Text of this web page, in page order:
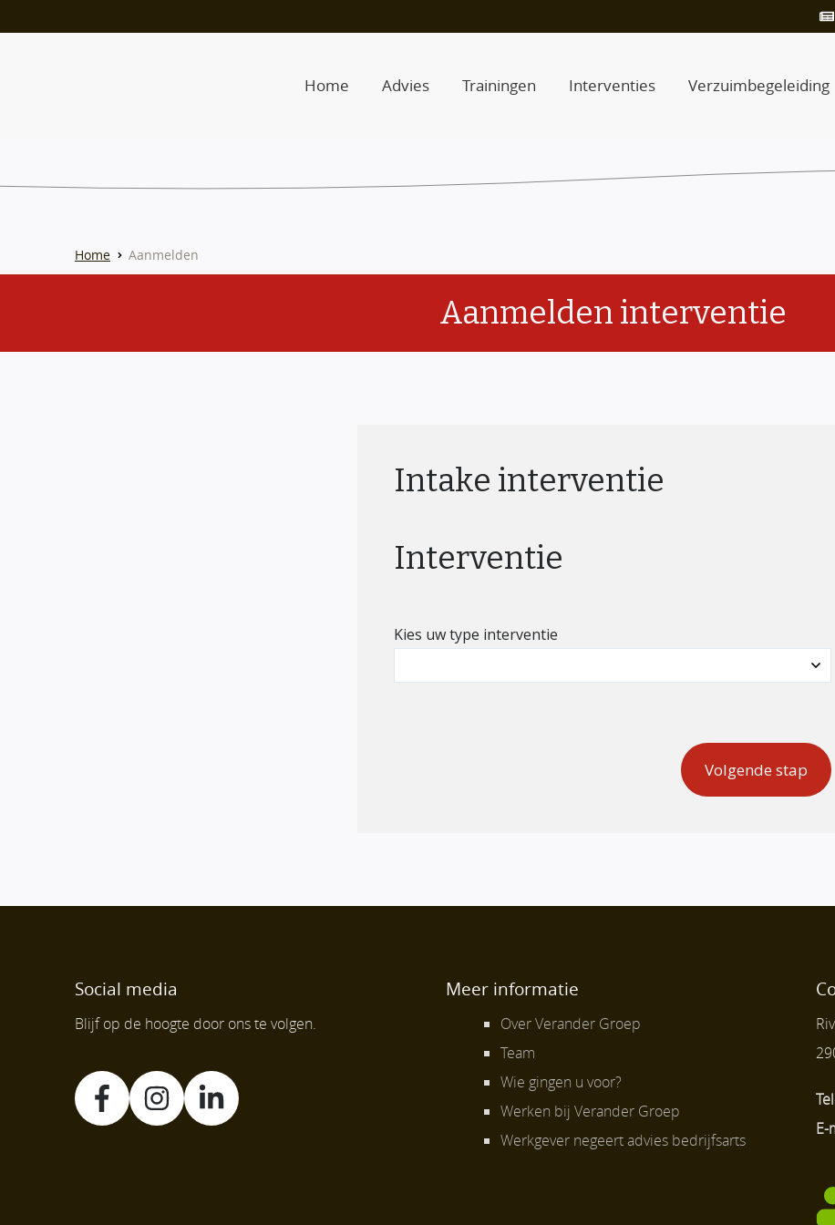
Home Advies Trainingen Interventies Verzuimbegeleiding
Home Aanmelden
Aanmelden interventie
Intake interventie
Social media
Blijf op de hoogte door ons te volgen.
Meer informatie
Over Verander Groep
Team
Wie gingen u voor?
Werken bij Verander Groep
Werkgever negeert advies bedrijfsarts
E-